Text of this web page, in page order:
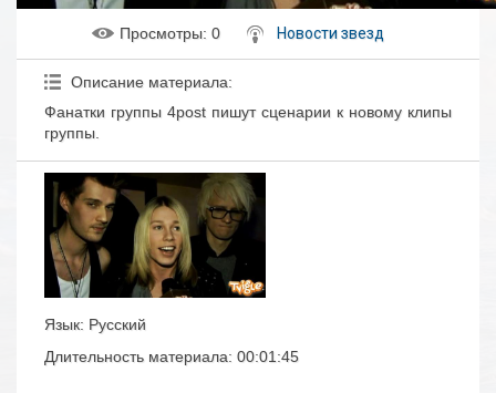
Просмотры: 0 Новости звезд
Описание материала:
Фанатки группы 4post пишут сценарии к новому клипы
группы.
Язык: Русский
Длительность материала: 00:01:45